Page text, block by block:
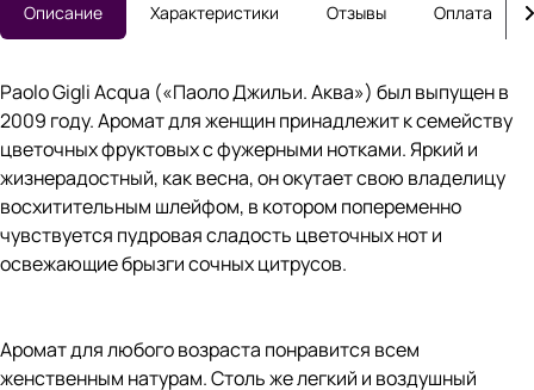
Описание Характеристики Отзывы Оплата
Paolo Gigli Acqua («Паоло Джильи. Аква») был выпущен в
2009 году. Аромат для женщин принадлежит к семейству
цветочных фруктовых с фужерными нотками. Яркий и
жизнерадостный, как весна, он окутает свою владелицу
восхитительным шлейфом, в котором попеременно
чувствуется пудровая сладость цветочных нот и
освежающие брызги сочных цитрусов.
Аромат для любого возраста понравится всем
женственным натурам. Столь же легкий и воздушный